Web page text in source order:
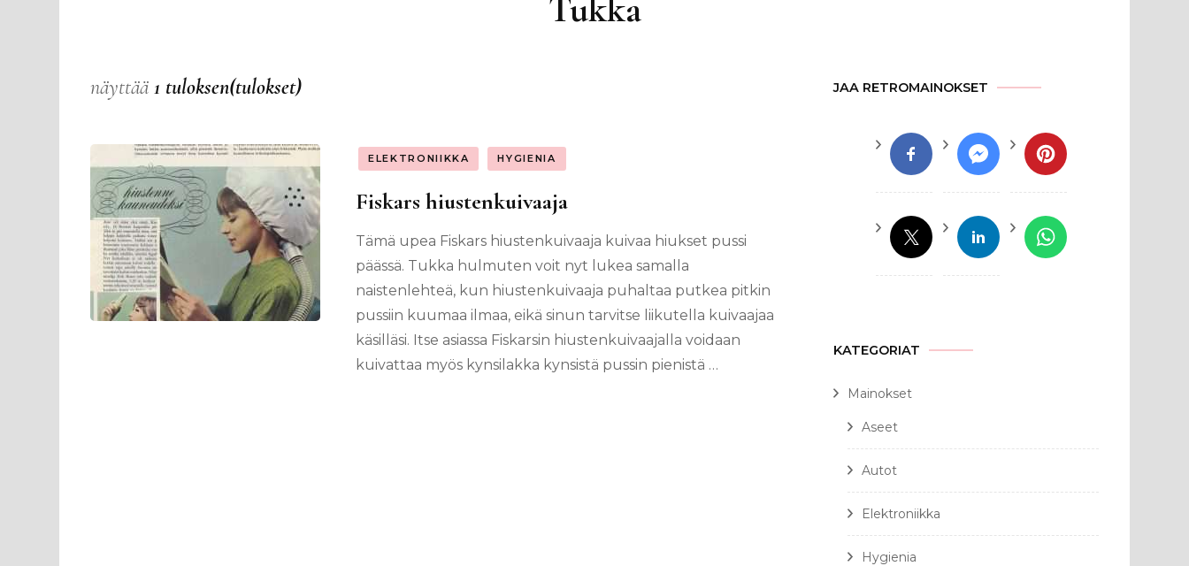
näyttää 1 tuloksen(tulokset)
ELEKTRONIIKKA HYGIENIA
Fiskars hiustenkuivaaja
Tämä upea Fiskars hiustenkuivaaja kuivaa hiukset pussi
päässä. Tukka hulmuten voit nyt lukea samalla
naistenlehteä, kun hiustenkuivaaja puhaltaa putkea pitkin
pussiin kuumaa ilmaa, eikä sinun tarvitse liikutella kuivaajaa
käsilläsi. Itse asiassa Fiskarsin hiustenkuivaajalla voidaan
kuivattaa myös kynsilakka kynsistä pussin pienistä …
JAA RETROMAINOKSET
KATEGORIAT
Mainokset
Aseet
Autot
Elektroniikka
Hygienia